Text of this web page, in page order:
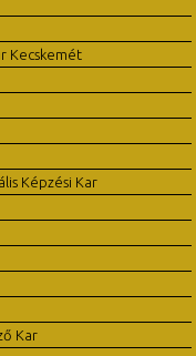
Kecskemét
Képzési Kar
Kar